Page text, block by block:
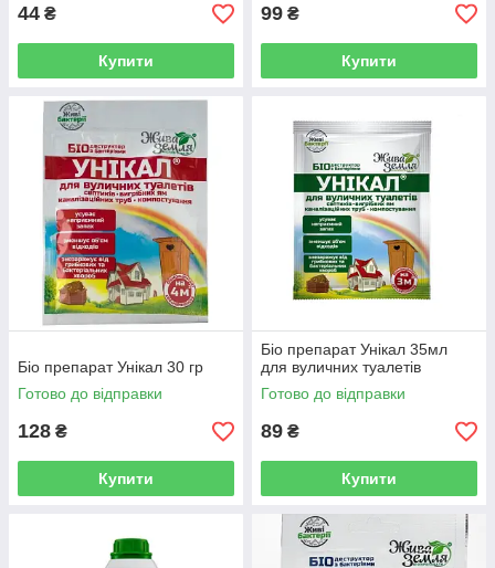
44 ₴
Купити
99 ₴
Купити
Біо препарат Унікал 30 гр
Готово до відправки
128 ₴
Купити
Біо препарат Унікал 35мл
для вуличних туалетів
Готово до відправки
89 ₴
Купити